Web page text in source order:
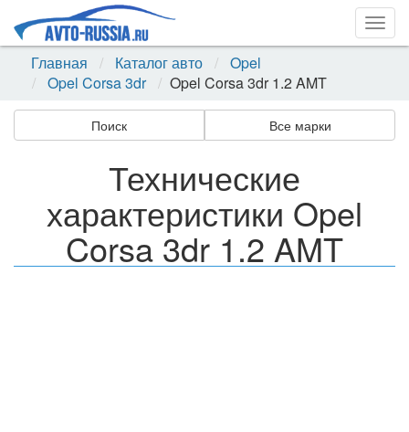
Главная
Каталог авто
Opel
Opel Corsa 3dr
Opel Corsa 3dr 1.2 AMT
Поиск Все марки
Технические
характеристики Opel
Corsa 3dr 1.2 AMT